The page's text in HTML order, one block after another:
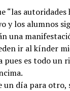
“las
y los alumnos
una
ir al kínder
pues es todo un
un día para otro,